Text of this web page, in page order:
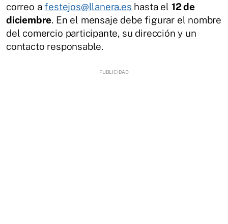
correo afestejos@llanera.es hasta el 12 de
diciembre. En el mensaje debe figurar el nombre
del comercio participante, su dirección y un
contacto responsable.